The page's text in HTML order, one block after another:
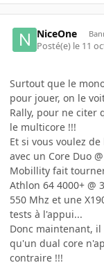
NiceOne
Posté(e) le 11
Surtout que le
pour jouer, on le
Rally, pour ne citer
le multicore !!!
Et si vous voulez
avec un Core Duo
Mobillity fait
Athlon 64 4000+ @
550 Mhz et une
tests à l'appui...
Donc maintenant,
qu'un dual core
contraire !!!